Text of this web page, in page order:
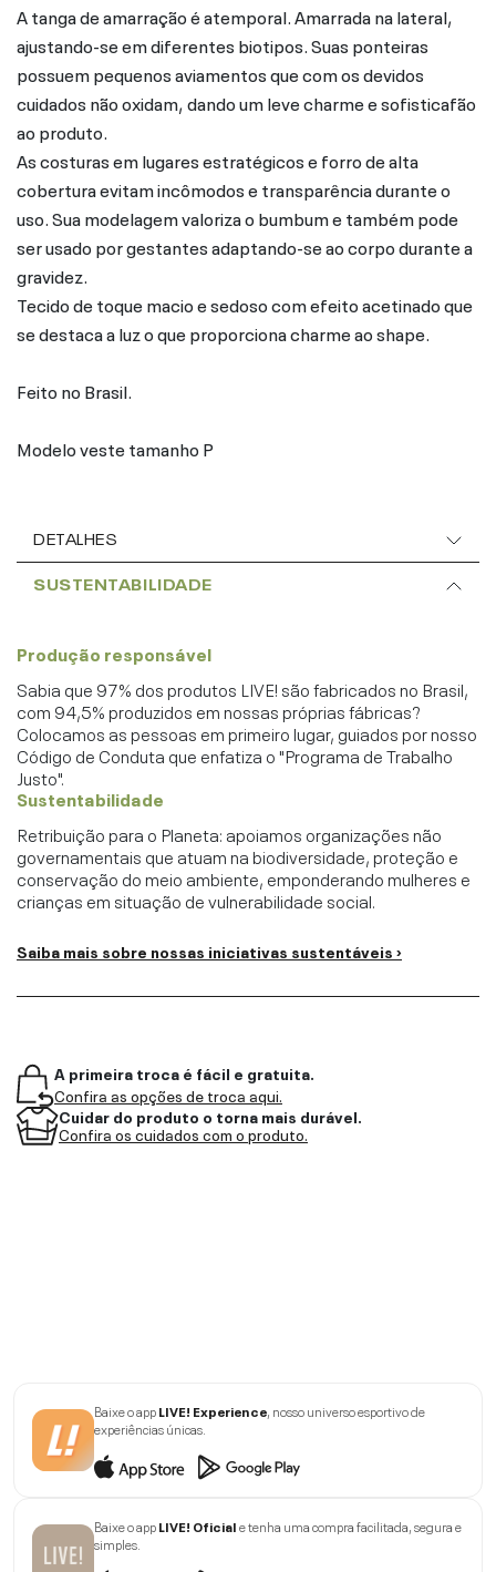
A tanga de amarração é atemporal. Amarrada na lateral,
ajustando-se em diferentes biotipos. Suas ponteiras
possuem pequenos aviamentos que com os devidos
cuidados não oxidam, dando um leve charme e sofisticafão
ao produto.
As costuras em lugares estratégicos e forro de alta
cobertura evitam incômodos e transparência durante o
uso. Sua modelagem valoriza o bumbum e também pode
ser usado por gestantes adaptando-se ao corpo durante a
gravidez.
Tecido de toque macio e sedoso com efeito acetinado que
se destaca a luz o que proporciona charme ao shape.
Feito no Brasil.
Modelo veste tamanho P
DETALHES
SUSTENTABILIDADE
Produção responsável
Sabia que 97% dos produtos LIVE! são fabricados no Brasil,
com 94,5% produzidos em nossas próprias fábricas?
Colocamos as pessoas em primeiro lugar, guiados por nosso
Código de Conduta que enfatiza o "Programa de Trabalho
Justo".
Sustentabilidade
Retribuição para o Planeta: apoiamos organizações não
governamentais que atuam na biodiversidade, proteção e
conservação do meio ambiente, emponderando mulheres e
crianças em situação de vulnerabilidade social.
Saiba mais sobre nossas iniciativas sustentáveis ›
A primeira troca é fácil e gratuita.
Confira as opções de troca aqui.
Cuidar do produto o torna mais durável.
Confira os cuidados com o produto.
Baixe o appLIVE! Experience , nosso universo esportivo de
experiências únicas.
Baixe o appLIVE! Oficiale tenha uma compra facilitada, segura e
simples.